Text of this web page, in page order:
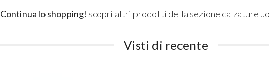
Continua lo shopping! scopri altri prodotti della sezione calzature
Visti di recente